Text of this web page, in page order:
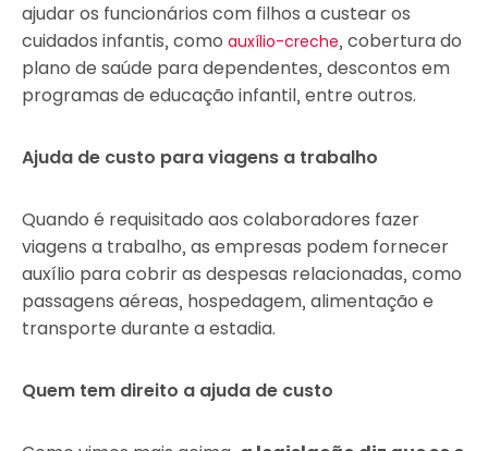
ajudar os funcionários com filhos a custear os
cuidados infantis, como auxílio-creche, cobertura do
plano de saúde para dependentes, descontos em
programas de educação infantil, entre outros.
Ajuda de custo para viagens a trabalho
Quando é requisitado aos colaboradores fazer
viagens a trabalho, as empresas podem fornecer
auxílio para cobrir as despesas relacionadas, como
passagens aéreas, hospedagem, alimentação e
transporte durante a estadia.
Quem tem direito a ajuda de custo